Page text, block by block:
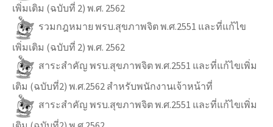
เพิ่มเติม (ฉบับที่ 2) พ.ศ. 2562
รวมกฎหมาย พรบ.สุขภาพจิต พ.ศ.2551 และที่แก้ไข
เพิ่มเติม (ฉบับที่ 2) พ.ศ. 2562
สาระสำคัญ พรบ.สุขภาพจิต พ.ศ.2551 และที่แก้ไขเพิ่ม
เติม (ฉบับที่2) พ.ศ.2562 สำหรับพนักงานเจ้าหน้าที่
สาระสำคัญ พรบ.สุขภาพจิต พ.ศ.2551 และที่แก้ไขเพิ่ม